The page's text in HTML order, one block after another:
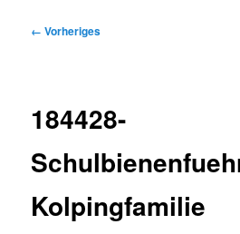
Bilder-
← Vorheriges
184428-
Kolpingfamilie